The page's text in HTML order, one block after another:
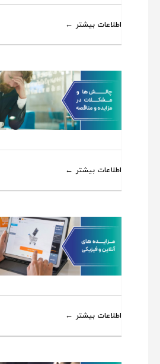
اطلاعات بیشتر
اطلاعات بیشتر
اطلاعات بیشتر